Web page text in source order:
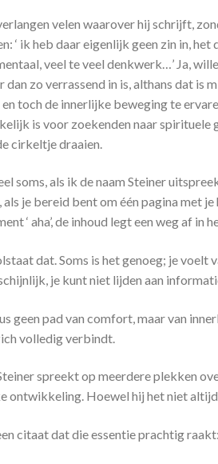
velen waarover hij schrijft,
‘ ik heb daar eigenlijk geen zin in,
veel te veel denkwerk…’ Ja,
dan zo verrassend in is, althans dat is
toch de innerlijke beweging te
is voor zoekenden naar spirituele
cirkeltje draaien.
soms, als ik de naam Steiner
als je bereid bent om één pagina met
‘ aha’, de inhoud legt een weg af in
dat. Soms is het genoeg; je
je kunt niet lijden aan
geen pad van comfort, maar van
volledig verbindt.
spreekt op meerdere plekken
ontwikkeling. Hoewel hij het niet
citaat dat die essentie prachtig raakt: